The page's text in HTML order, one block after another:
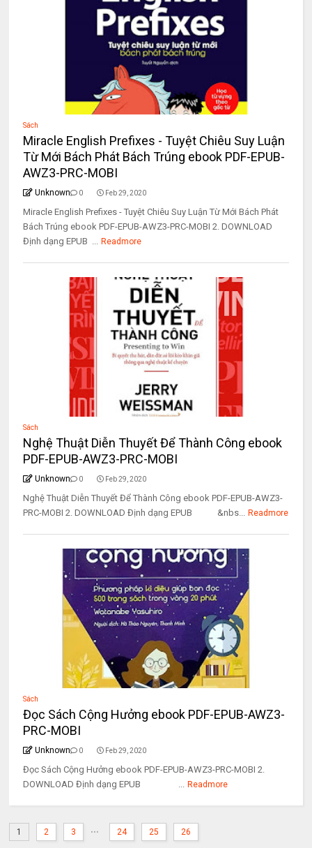
Sách
Miracle English Prefixes - Tuyệt Chiêu Suy Luận
Từ Mới Bách Phát Bách Trúng ebook PDF-EPUB-
AWZ3-PRC-MOBI
Unknown 0 Feb 29, 2020
Miracle English Prefixes - Tuyệt Chiêu Suy Luận Từ Mới Bách Phát
Bách Trúng ebook PDF-EPUB-AWZ3-PRC-MOBI 2. DOWNLOAD
Định dạng EPUB ... Readmore
Sách
Nghệ Thuật Diễn Thuyết Để Thành Công ebook
PDF-EPUB-AWZ3-PRC-MOBI
Unknown 0 Feb 29, 2020
Nghệ Thuật Diễn Thuyết Để Thành Công ebook PDF-EPUB-AWZ3-
PRC-MOBI 2. DOWNLOAD Định dạng EPUB &nbs... Readmore
Sách
Đọc Sách Cộng Hưởng ebook PDF-EPUB-AWZ3-
PRC-MOBI
Unknown 0 Feb 29, 2020
Đọc Sách Cộng Hưởng ebook PDF-EPUB-AWZ3-PRC-MOBI 2.
DOWNLOAD Định dạng EPUB ... Readmore
1 2 3 ... 24 25 26